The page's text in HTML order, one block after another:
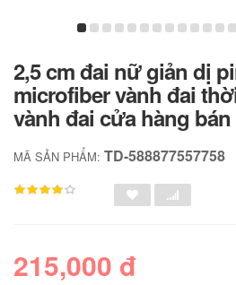
2,5 cm đai nữ giản dị
microfiber vành đai
vành đai cửa hàng
MÃ SẢN PHẨM: TD-588877557758
215,000 đ